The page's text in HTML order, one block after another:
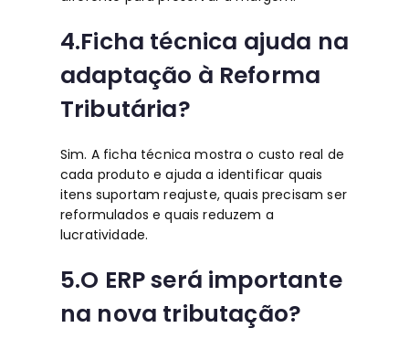
4.Ficha técnica ajuda na
adaptação à Reforma
Tributária?
Sim. A ficha técnica mostra o custo real de
cada produto e ajuda a identificar quais
itens suportam reajuste, quais precisam ser
reformulados e quais reduzem a
lucratividade.
5.O ERP será importante
na nova tributação?